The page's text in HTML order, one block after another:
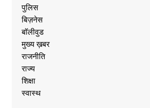
पुलिस
बिज़नेस
बॉलीवुड
मुख्य ख़बर
राजनीति
राज्य
शिक्षा
स्वास्थ